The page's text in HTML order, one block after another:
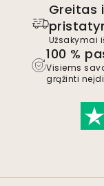
Greitas
Užsakymai
100 %
Visiems
grąžinti